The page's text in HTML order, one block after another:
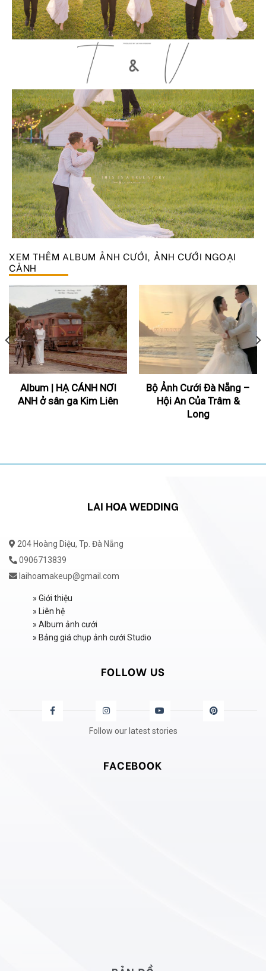
XEM THÊM ALBUM ẢNH CƯỚI, ẢNH CƯỚI NGOẠI
CẢNH
Album | HẠ CÁNH NƠI
ANH ở sân ga Kim Liên
Bộ Ảnh Cưới Đà Nẵng –
Hội An Của Trâm &
Long
LAI HOA WEDDING
204 Hoàng Diệu, Tp. Đà Nẵng
0906713839
laihoamakeup@gmail.com
» Giới thiệu
» Liên hệ
» Album ảnh cưới
» Bảng giá chụp ảnh cưới Studio
FOLLOW US
Follow our latest stories
FACEBOOK